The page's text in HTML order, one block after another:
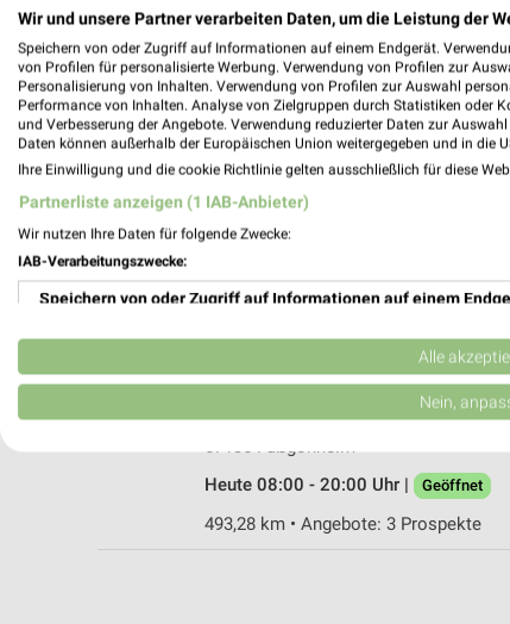
Ernsting's family Grünstadt
67269 Grünstadt
Heute 09:00 - 18:30 Uhr | Geöffnet
Am Weisenheimer Weg 3
67136 Fußgönheim
Heute 08:00 - 20:00 Uhr |
Geöffnet
493,28 km • Angebote: 3 Prospekte
Wir und unsere Partner verarbeiten Daten, um die Leistung der
Speichern von oder Zugriff auf Informationen auf einem Endgerät.
von Profilen für personalisierte Werbung. Verwendung von Profilen zur
Personalisierung von Inhalten. Verwendung von Profilen zur Auswahl
Performance von Inhalten. Analyse von Zielgruppen durch Statistiken oder
und Verbesserung der Angebote. Verwendung reduzierter Daten zur
Daten können außerhalb der Europäischen Union weitergegeben und in die
Ihre Einwilligung und die cookie Richtlinie gelten ausschließlich für diese
Partnerliste anzeigen (1 IAB-Anbieter)
Wir nutzen Ihre Daten für folgende Zwecke:
IAB-Verarbeitungszwecke:
Speichern von oder Zugriff auf Informationen auf einem
Verwendung reduzierter Daten zur Auswahl von Werbeanzeigen
Erstellung von Profilen für personalisierte Werbung
Erstellung von Profilen zur Personalisierung von Inhalten
Alle
Nein,